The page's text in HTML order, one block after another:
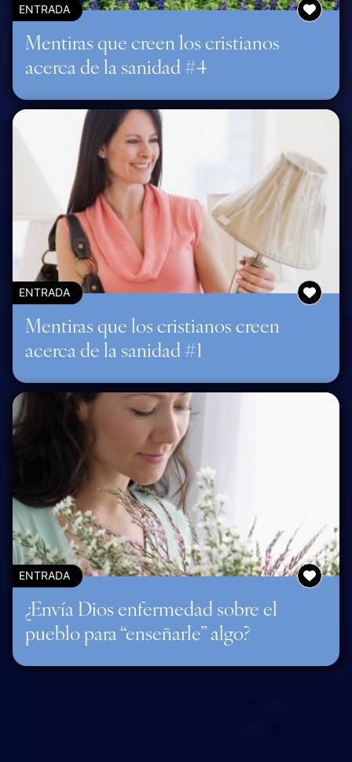
ENTRADA
Mentiras que creen los cristianos
acerca de la sanidad #4
ENTRADA
Mentiras que los cristianos creen
acerca de la sanidad #1
ENTRADA
¿Envía Dios enfermedad sobre el
pueblo para “enseñarle” algo?